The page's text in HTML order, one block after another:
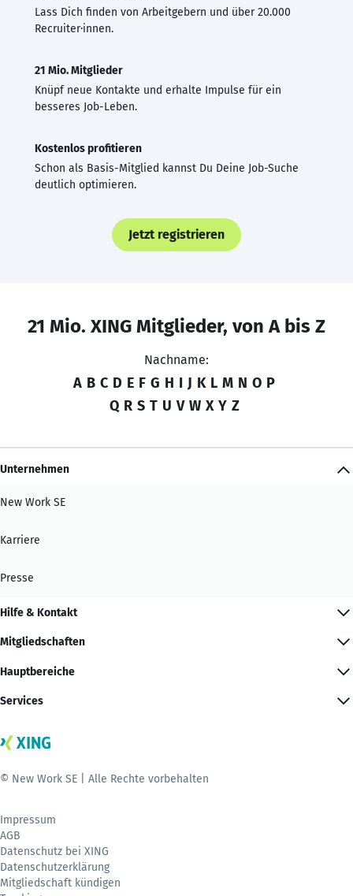
Lass Dich finden von Arbeitgebern und über 20.000
Recruiter·innen.
21 Mio. Mitglieder
Knüpf neue Kontakte und erhalte Impulse für ein
besseres Job-Leben.
Kostenlos profitieren
Schon als Basis-Mitglied kannst Du Deine Job-Suche
deutlich optimieren.
Jetzt registrieren
21 Mio. XING Mitglieder, von A bis Z
Nachname:
A B C D E F G H I J K L M N O P
Q R S T U V W X Y Z
Unternehmen
New Work SE
Karriere
Presse
Hilfe & Kontakt
Mitgliedschaften
Hauptbereiche
Services
© New Work SE | Alle Rechte vorbehalten
Impressum
AGB
Datenschutz bei XING
Datenschutzerklärung
Mitgliedschaft kündigen